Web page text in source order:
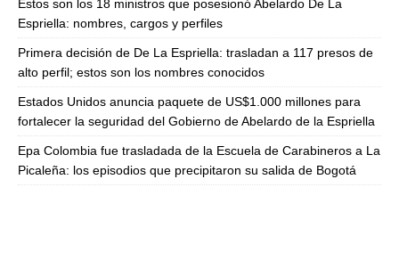
Estos son los 18 ministros que posesionó Abelardo De La
Espriella: nombres, cargos y perfiles
Primera decisión de De La Espriella: trasladan a 117 presos de
alto perfil; estos son los nombres conocidos
Estados Unidos anuncia paquete de US$1.000 millones para
fortalecer la seguridad del Gobierno de Abelardo de la Espriella
Epa Colombia fue trasladada de la Escuela de Carabineros a La
Picaleña: los episodios que precipitaron su salida de Bogotá